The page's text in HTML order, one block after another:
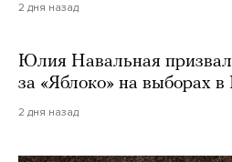
2 дня назад
Юлия Навальная
за «Яблоко» на выборах в
2 дня назад